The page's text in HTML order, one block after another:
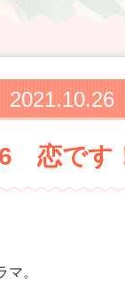
2021.10.26
恋です
。